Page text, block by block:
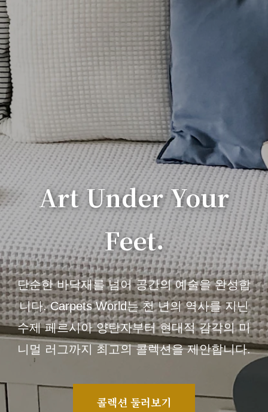
Art Under Your
Feet.
단순한 바닥재를 넘어 공간의 예술을 완성합
니다. Carpets World는 천 년의 역사를 지닌
수제 페르시아 양탄자부터 현대적 감각의 미
니멀 러그까지 최고의 콜렉션을 제안합니다.
콜렉션 둘러보기